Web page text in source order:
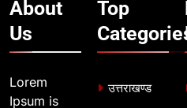
निर्देश,
About
Us
Lorem
Ipsum is
Top
उत्तराखण्ड